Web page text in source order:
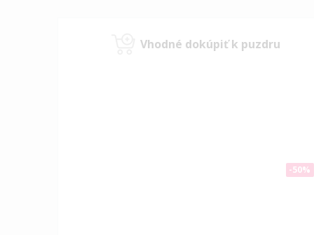
Vhodné dokúpiť k puzdru
-50%